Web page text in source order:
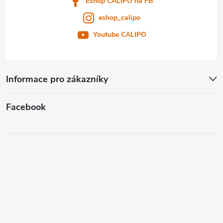
Informace pro zákazníky
eshop_calipo
Youtube CALIPO
Facebook